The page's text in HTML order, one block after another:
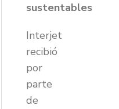
sustentables
Interjet
recibió
por
parte
de